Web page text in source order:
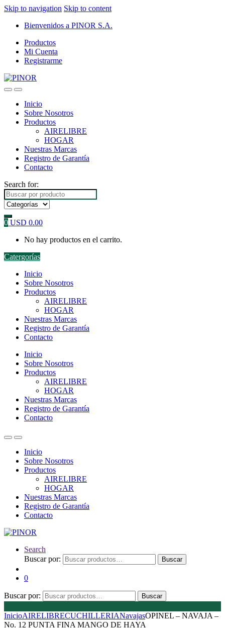
Skip to navigation Skip to content
Bienvenidos a PINOR S.A.
Productos
Mi Cuenta
Registrarme
Inicio
Sobre Nosotros
Productos
AIRELIBRE
HOGAR
Nuestras Marcas
Registro de Garantía
Contacto
Search for:
0 USD 0.00
No hay productos en el carrito.
Catergorías
Inicio
Sobre Nosotros
Productos
AIRELIBRE
HOGAR
Nuestras Marcas
Registro de Garantía
Contacto
Inicio
Sobre Nosotros
Productos
AIRELIBRE
HOGAR
Nuestras Marcas
Registro de Garantía
Contacto
Inicio
Sobre Nosotros
Productos
AIRELIBRE
HOGAR
Nuestras Marcas
Registro de Garantía
Contacto
Search
Buscar por:
Buscar
0
Buscar por: Buscar
InicioAIRELIBRECUCHILLERIANavajasOPINEL – NAVAJA –
No. 12 PUNTA FINA MANGO DE HAYA